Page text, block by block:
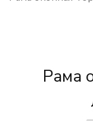
Рама